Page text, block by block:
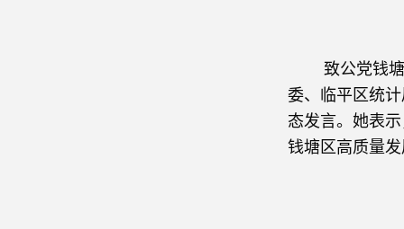
致公党钱塘总
委、临平区统
态发言。她表
钱塘区高质量